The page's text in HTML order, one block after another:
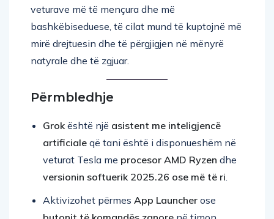
bashkëbiseduese, të cilat mund të kuptojnë më
mirë drejtuesin dhe të përgjigjen në mënyrë
natyrale dhe të zgjuar.
Përmbledhje
artificialeqë tani është i disponueshëm në
veturat Tesla me procesor AMD Ryzendhe
versionin softuerik 2025.26 ose më të ri.
butonit të komandës zanorenë timon.